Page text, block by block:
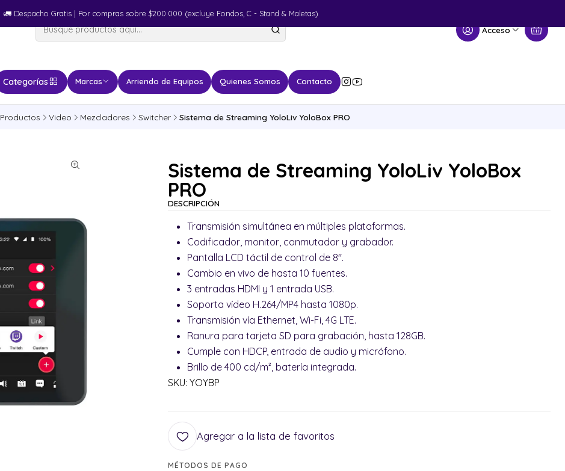
Acceso
Categorías Marcas Arriendo de Equipos Quienes Somos Contacto
🚛​ Despacho Gratis | Por compras sobre $200.000 (excluye Fondos, C - Stand & Maletas)
Productos Video Mezcladores Switcher Sistema de Streaming YoloLiv YoloBox PRO
Sistema de Streaming YoloLiv YoloBox
PRO
DESCRIPCIÓN
Transmisión simultánea en múltiples plataformas.
Codificador, monitor, conmutador y grabador.
Pantalla LCD táctil de control de 8".
Cambio en vivo de hasta 10 fuentes.
3 entradas HDMI y 1 entrada USB.
Soporta vídeo H.264/MP4 hasta 1080p.
Transmisión vía Ethernet, Wi-Fi, 4G LTE.
Ranura para tarjeta SD para grabación, hasta 128GB.
Cumple con HDCP, entrada de audio y micrófono.
Brillo de 400 cd/m², batería integrada.
SKU: YOYBP
Agregar a la lista de favoritos
MÉTODOS DE PAGO